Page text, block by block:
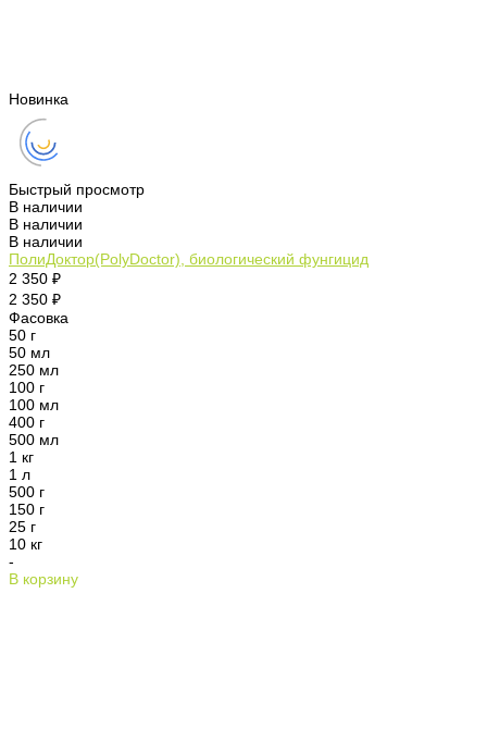
Новинка
Быстрый просмотр
В наличии
В наличии
В наличии
ПолиДоктор(PolyDoctor), биологический фунгицид
2 350 ₽
2 350 ₽
Фасовка
50 г
50 мл
250 мл
100 г
100 мл
400 г
500 мл
1 кг
1 л
500 г
150 г
25 г
10 кг
-
В корзину